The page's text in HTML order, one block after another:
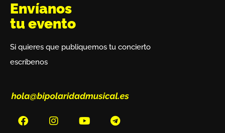
Envíanos
tu evento
Si quieres que publiquemos tu concierto
escríbenos